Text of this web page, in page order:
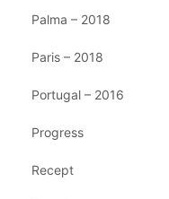
Palma – 2018
Paris – 2018
Portugal – 2016
Progress
Recept